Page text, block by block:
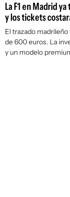
La F1 en Madrid
y los tickets
El trazado
de 600 euros. La
y un modelo